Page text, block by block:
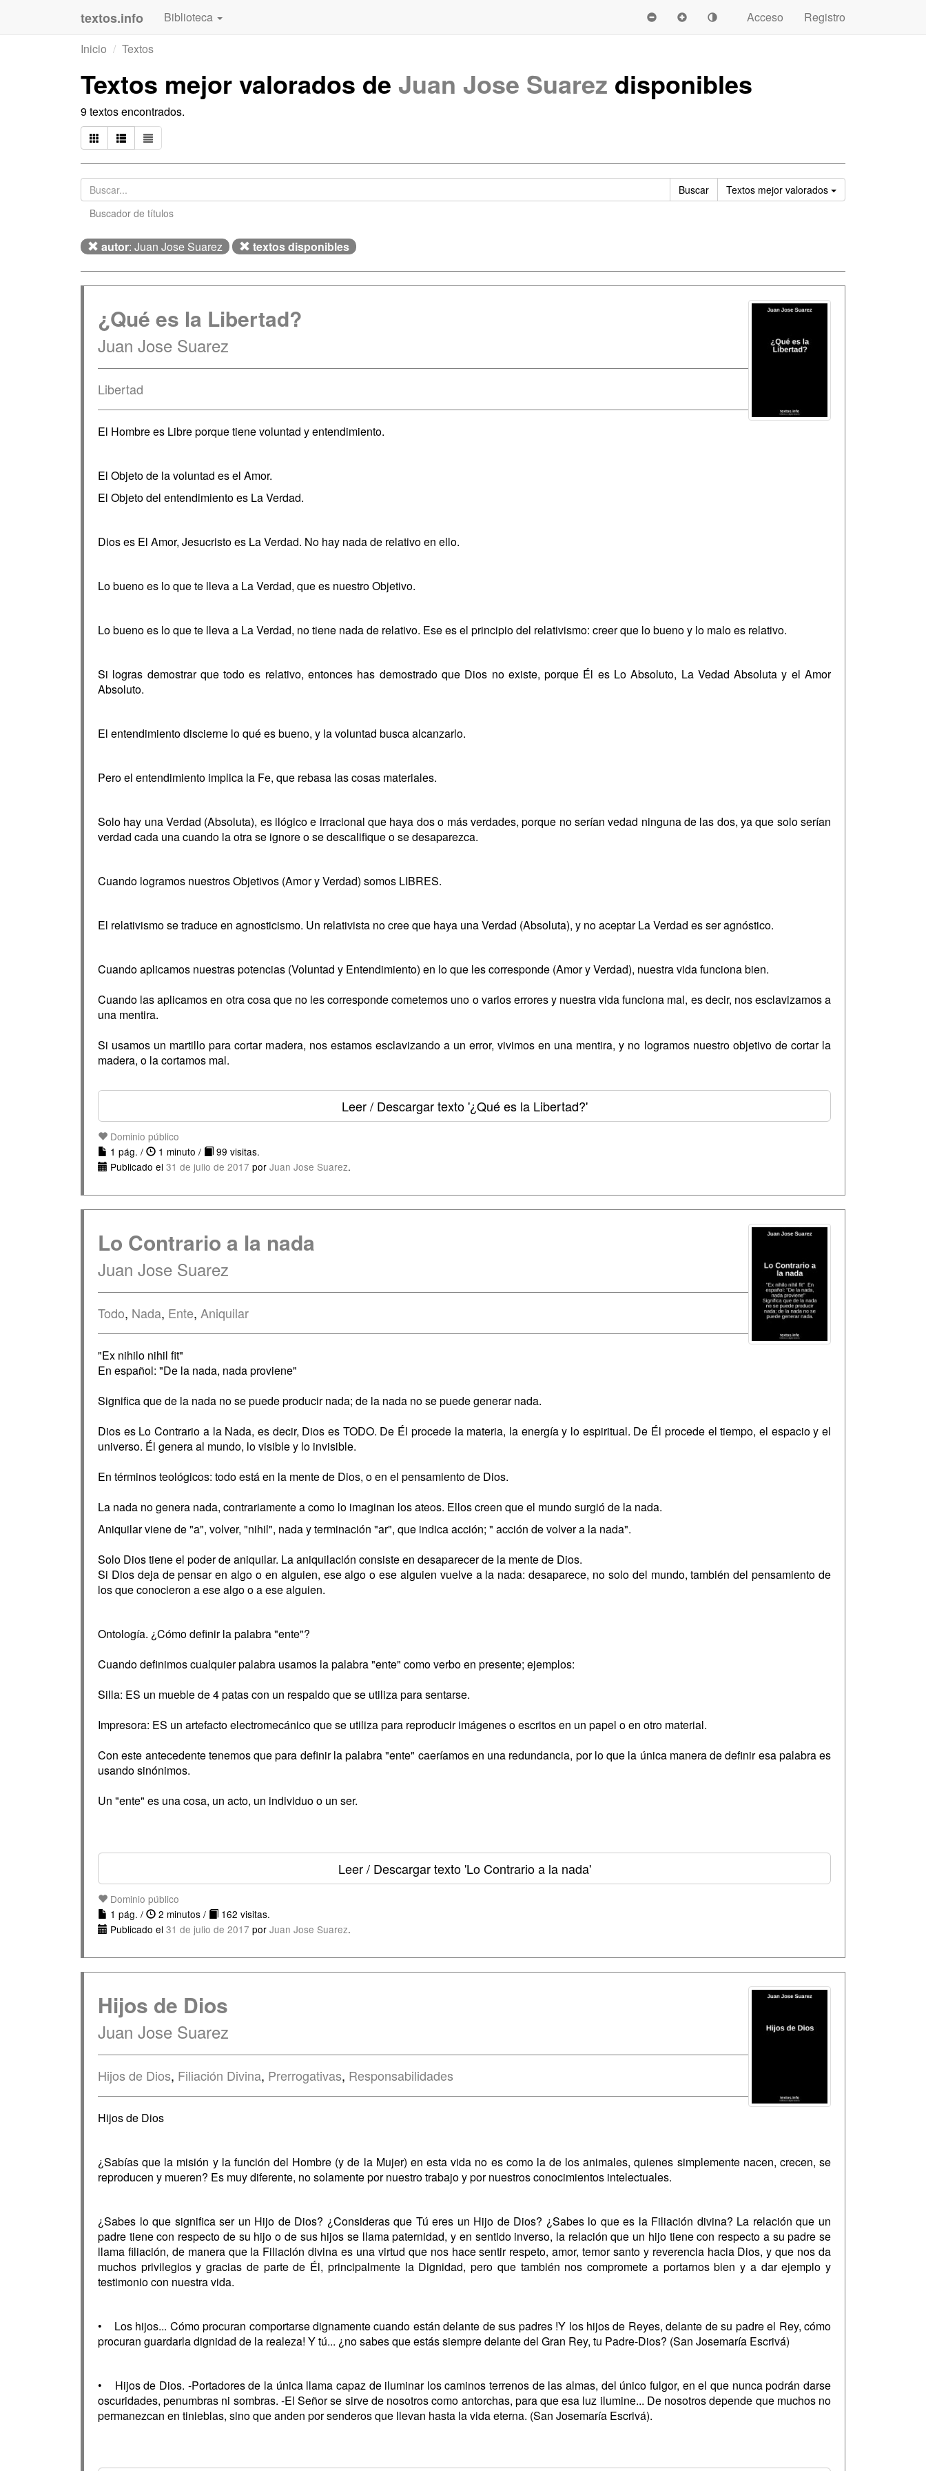
textos.info Biblioteca Acceso
Registro
Inicio
Textos
Textos mejor valorados de Juan Jose Suarez disponibles
9 textos encontrados.
Buscar Textos mejor valorados Ordenar
Buscador de títulos
autor: Juan Jose Suarez textos disponibles
¿Qué es la Libertad?
Juan Jose Suarez
Libertad
El Hombre es Libre porque tiene voluntad y entendimiento.
El Objeto de la voluntad es el Amor.
El Objeto del entendimiento es La Verdad.
Dios es El Amor, Jesucristo es La Verdad. No hay nada de relativo en ello.
Lo bueno es lo que te lleva a La Verdad, que es nuestro Objetivo.
Lo bueno es lo que te lleva a La Verdad, no tiene nada de relativo. Ese es el principio del relativismo: creer que lo bueno y lo malo es relativo.
Si logras demostrar que todo es relativo, entonces has demostrado que Dios no existe, porque Él es Lo Absoluto, La Vedad Absoluta y el Amor
Absoluto.
El entendimiento discierne lo qué es bueno, y la voluntad busca alcanzarlo.
Pero el entendimiento implica la Fe, que rebasa las cosas materiales.
Solo hay una Verdad (Absoluta), es ilógico e irracional que haya dos o más verdades, porque no serían vedad ninguna de las dos, ya que solo serían
verdad cada una cuando la otra se ignore o se descalifique o se desaparezca.
Cuando logramos nuestros Objetivos (Amor y Verdad) somos LIBRES.
El relativismo se traduce en agnosticismo. Un relativista no cree que haya una Verdad (Absoluta), y no aceptar La Verdad es ser agnóstico.
Cuando aplicamos nuestras potencias (Voluntad y Entendimiento) en lo que les corresponde (Amor y Verdad), nuestra vida funciona bien.
Cuando las aplicamos en otra cosa que no les corresponde cometemos uno o varios errores y nuestra vida funciona mal, es decir, nos esclavizamos a
una mentira.
Si usamos un martillo para cortar madera, nos estamos esclavizando a un error, vivimos en una mentira, y no logramos nuestro objetivo de cortar la
madera, o la cortamos mal.
Leer / Descargar texto'¿Qué es la Libertad?'
Dominio público
1 pág. /
1 minuto /
99 visitas.
Publicado el 31 de julio de 2017 por Juan Jose Suarez.
Lo Contrario a la nada
Juan Jose Suarez
Todo, Nada, Ente, Aniquilar
"Ex nihilo nihil fit"
En español: "De la nada, nada proviene"
Significa que de la nada no se puede producir nada; de la nada no se puede generar nada.
Dios es Lo Contrario a la Nada, es decir, Dios es TODO. De Él procede la materia, la energía y lo espiritual. De Él procede el tiempo, el espacio y el
universo. Él genera al mundo, lo visible y lo invisible.
En términos teológicos: todo está en la mente de Dios, o en el pensamiento de Dios.
La nada no genera nada, contrariamente a como lo imaginan los ateos. Ellos creen que el mundo surgió de la nada.
Aniquilar viene de "a", volver, "nihil", nada y terminación "ar", que indica acción; " acción de volver a la nada".
Solo Dios tiene el poder de aniquilar. La aniquilación consiste en desaparecer de la mente de Dios.
Si Dios deja de pensar en algo o en alguien, ese algo o ese alguien vuelve a la nada: desaparece, no solo del mundo, también del pensamiento de
los que conocieron a ese algo o a ese alguien.
Ontología. ¿Cómo definir la palabra "ente"?
Cuando definimos cualquier palabra usamos la palabra "ente" como verbo en presente; ejemplos:
Silla: ES un mueble de 4 patas con un respaldo que se utiliza para sentarse.
Impresora: ES un artefacto electromecánico que se utiliza para reproducir imágenes o escritos en un papel o en otro material.
Con este antecedente tenemos que para definir la palabra "ente" caeríamos en una redundancia, por lo que la única manera de definir esa palabra es
usando sinónimos.
Un "ente" es una cosa, un acto, un individuo o un ser.
Leer / Descargar texto'Lo Contrario a la nada'
Dominio público
1 pág. /
2 minutos /
162 visitas.
Publicado el 31 de julio de 2017 por Juan Jose Suarez.
Hijos de Dios
Juan Jose Suarez
Hijos de Dios, Filiación Divina, Prerrogativas, Responsabilidades
Hijos de Dios
¿Sabías que la misión y la función del Hombre (y de la Mujer) en esta vida no es como la de los animales, quienes simplemente nacen, crecen, se
reproducen y mueren? Es muy diferente, no solamente por nuestro trabajo y por nuestros conocimientos intelectuales.
¿Sabes lo que significa ser un Hijo de Dios? ¿Consideras que Tú eres un Hijo de Dios? ¿Sabes lo que es la Filiación divina? La relación que un
padre tiene con respecto de su hijo o de sus hijos se llama paternidad, y en sentido inverso, la relación que un hijo tiene con respecto a su padre se
llama filiación, de manera que la Filiación divina es una virtud que nos hace sentir respeto, amor, temor santo y reverencia hacia Dios, y que nos da
muchos privilegios y gracias de parte de Él, principalmente la Dignidad, pero que también nos compromete a portarnos bien y a dar ejemplo y
testimonio con nuestra vida.
• Los hijos... Cómo procuran comportarse dignamente cuando están delante de sus padres !Y los hijos de Reyes, delante de su padre el Rey, cómo
procuran guardarla dignidad de la realeza! Y tú... ¿no sabes que estás siempre delante del Gran Rey, tu Padre-Dios? (San Josemaría Escrivá)
• Hijos de Dios. -Portadores de la única llama capaz de iluminar los caminos terrenos de las almas, del único fulgor, en el que nunca podrán darse
oscuridades, penumbras ni sombras. -El Señor se sirve de nosotros como antorchas, para que esa luz ilumine... De nosotros depende que muchos no
permanezcan en tinieblas, sino que anden por senderos que llevan hasta la vida eterna. (San Josemaría Escrivá).